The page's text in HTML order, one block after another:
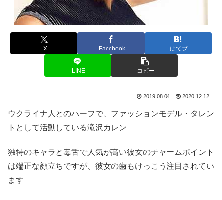
X Facebook はてブ
LINE コピー
2019.08.04 2020.12.12
ウクライナ人とのハーフで、ファッションモデル・タレン
トとして活動している滝沢カレン
独特のキャラと毒舌で人気が高い彼女のチャームポイント
は端正な顔立ちですが、彼女の歯もけっこう注目されてい
ます